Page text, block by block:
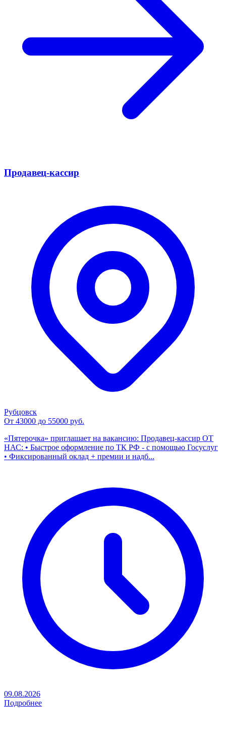
Продавец-кассир
Рубцовск
От 43000 до 55000 руб.
«Пятерочка» приглашает на вакансию: Продавец-кассир ОТ
НАС: • Быстрое оформление по ТК РФ - с помощью Госуслуг
• Фиксированный оклад + премии и надб...
09.08.2026
Подробнее